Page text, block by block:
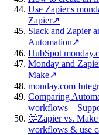
Use Zapier's
Zapier↗
Slack and Zapier
Automation↗
HubSpot
Monday and
Make↗
monday.com
Comparing
workflows –
🤔Zapier vs.
workflows & use